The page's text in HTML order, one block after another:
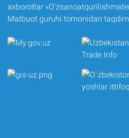
axborotlar
Matbuot guruhi tomonidan taqdim